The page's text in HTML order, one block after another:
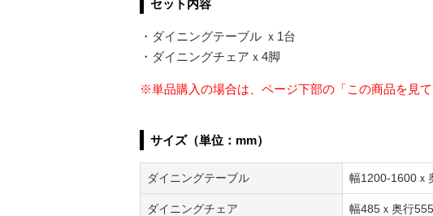
セット内容
・ダイニングテーブル ｘ1台
・ダイニングチェアｘ4脚
※単品購入の場合は、ページ下部の「この商品を見
サイズ（単位：mm）
ダイニングテーブル 幅1200-1600ｘ
ダイニングチェア 幅485ｘ奥行